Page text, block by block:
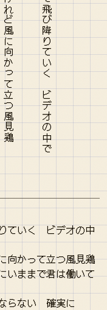
ていく ビデオの中
向かって立つ風見鶏
いままで君は働いて
らない 確実に